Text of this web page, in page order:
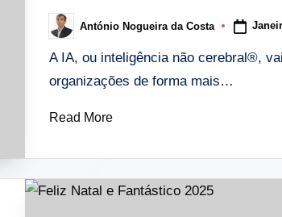
Posted
by
António Nogueira da Costa
A IA, ou inteligência não cerebral®,
organizações de forma mais…
Read More